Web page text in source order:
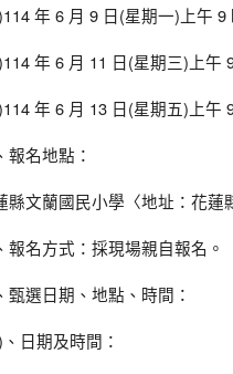
年 6 月 9 日(星期一)上午 9
年 6 月 11 日(星期三)上午
年 6 月 13 日(星期五)上午
報名地點：
縣文蘭國民小學〈地址：花
報名方式：採現場親自報名。
甄選日期、地點、時間：
日期及時間：